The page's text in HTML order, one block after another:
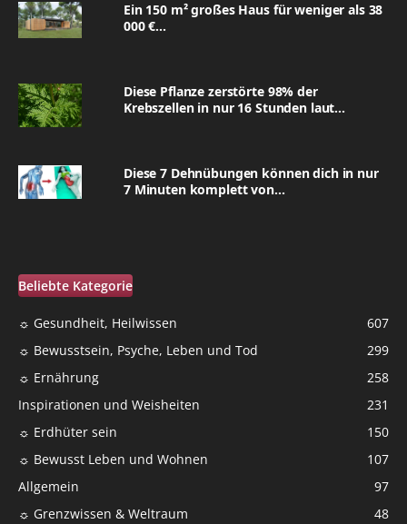
Ein 150 m² großes Haus für weniger als 38
000 €...
Diese Pflanze zerstörte 98% der
Krebszellen in nur 16 Stunden laut...
Diese 7 Dehnübungen können dich in nur
7 Minuten komplett von...
Beliebte Kategorie
☼ Gesundheit, Heilwissen
607
☼ Bewusstsein, Psyche, Leben und Tod
299
☼ Ernährung
258
Inspirationen und Weisheiten
231
☼ Erdhüter sein
150
☼ Bewusst Leben und Wohnen
107
Allgemein
97
☼ Grenzwissen & Weltraum
48